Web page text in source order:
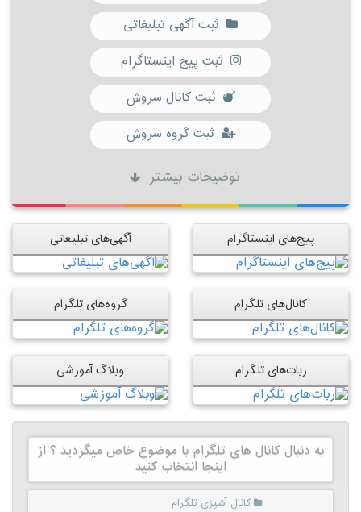
ثبت آگهی تبلیغاتی
ثبت پیج اینستاگرام
ثبت کانال سروش
ثبت گروه سروش
توضیحات بیشتر
پیج‌های اینستاگرام آگهی‌های تبلیغاتی
کانال‌های تلگرام گروه‌های تلگرام
ربات‌های تلگرام وبلاگ آموزشی
به دنبال کانال های تلگرام با موضوع خاص میگردید ؟ از
اینجا انتخاب کنید
کانال آشپزی تلگرام